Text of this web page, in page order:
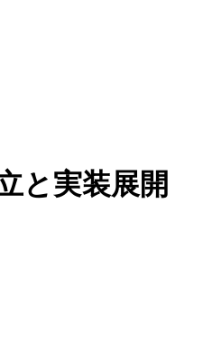
と実装展開